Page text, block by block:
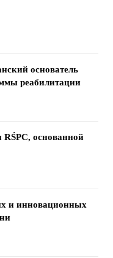
основатель
реабилитации
RŚPC, основанной
и инновационных